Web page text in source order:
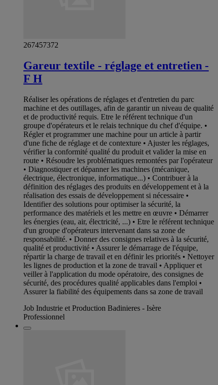
267457372
Gareur textile - réglage et entretien -
F H
Réaliser les opérations de réglages et d'entretien du parc
machine et des outillages, afin de garantir un niveau de qualité
et de productivité requis. Etre le référent technique d'un
groupe d'opérateurs et le relais technique du chef d'équipe. •
Régler et programmer une machine pour un article à partir
d'une fiche de réglage et de contexture • Ajuster les réglages,
vérifier la conformité qualité du produit et valider la mise en
route • Résoudre les problématiques remontées par l'opérateur
• Diagnostiquer et dépanner les machines (mécanique,
électrique, électronique, informatique...) • Contribuer à la
définition des réglages des produits en développement et à la
réalisation des essais de développement si nécessaire •
Identifier des solutions pour optimiser la sécurité, la
performance des matériels et les mettre en œuvre • Démarrer
les énergies (eau, air, électricité, ...) • Etre le référent technique
d'un groupe d'opérateurs intervenant dans sa zone de
responsabilité. • Donner des consignes relatives à la sécurité,
qualité et productivité • Assurer le démarrage de l'équipe,
répartir la charge de travail et en définir les priorités • Nettoyer
les lignes de production et la zone de travail • Appliquer et
veiller à l'application du mode opératoire, des consignes de
sécurité, des procédures qualité applicables dans l'emploi •
Assurer la fiabilité des équipements dans sa zone de travail
Job Industrie et Production Badinieres - Isère
Professionnel